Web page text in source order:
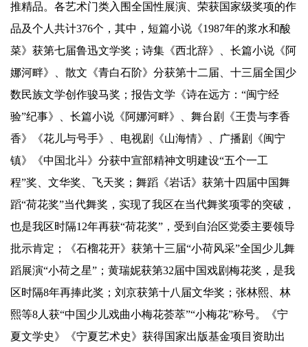
推精品。各艺术门类入围全国性展演、荣获国家级奖项的作
品及个人共计376个，其中，短篇小说《1987年的浆水和酸
菜》获第七届鲁迅文学奖；诗集《西北辞》、长篇小说《阿
娜河畔》、散文《青白石阶》分获第十二届、十三届全国少
数民族文学创作骏马奖；报告文学《诗在远方：“闽宁经
验”纪事》、长篇小说《阿娜河畔》、舞台剧《王贵与李香
香》《花儿与号手》、电视剧《山海情》、广播剧《闽宁
镇》《中国北斗》分获中宣部精神文明建设“五个一工
程”奖、文华奖、飞天奖；舞蹈《岩话》获第十四届中国舞
蹈“荷花奖”当代舞奖，实现了我区在当代舞奖项零的突破，
也是我区时隔12年再获“荷花奖”，受到自治区党委主要领导
批示肯定；《石榴花开》获第十三届“小荷风采”全国少儿舞
蹈展演“小荷之星”；黄瑞妮获第32届中国戏剧梅花奖，是我
区时隔8年再捧此奖；刘京获第十八届文华奖；张林熙、林
熙等8人获“中国少儿戏曲小梅花荟萃”“小梅花”称号。《宁
夏文学史》《宁夏艺术史》获得国家出版基金项目资助出